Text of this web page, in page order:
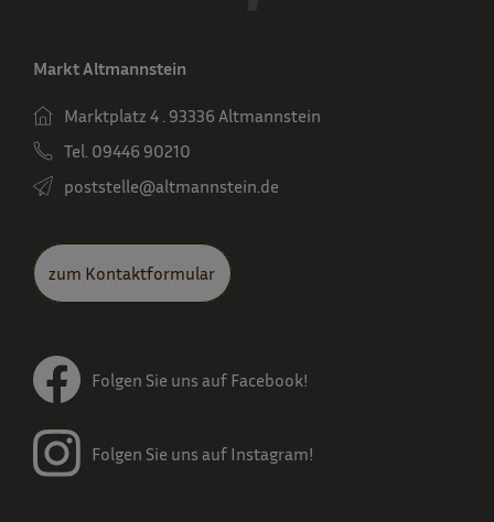
Markt Altmannstein
Marktplatz 4 . 93336 Altmannstein
Tel. 09446 90210
poststelle­@altmannstein.de
zum Kontaktformular
Folgen Sie uns auf Facebook!
Folgen Sie uns auf Instagram!